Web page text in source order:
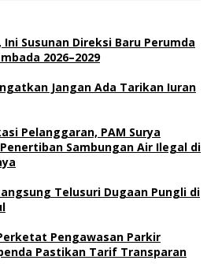
Susunan Direksi Baru Perumda
2026–2029
Jangan Ada Tarikan Iuran
Pelanggaran, PAM Surya
Sambungan Air Ilegal di
Telusuri Dugaan Pungli di
Pengawasan Parkir
Pastikan Tarif Transparan